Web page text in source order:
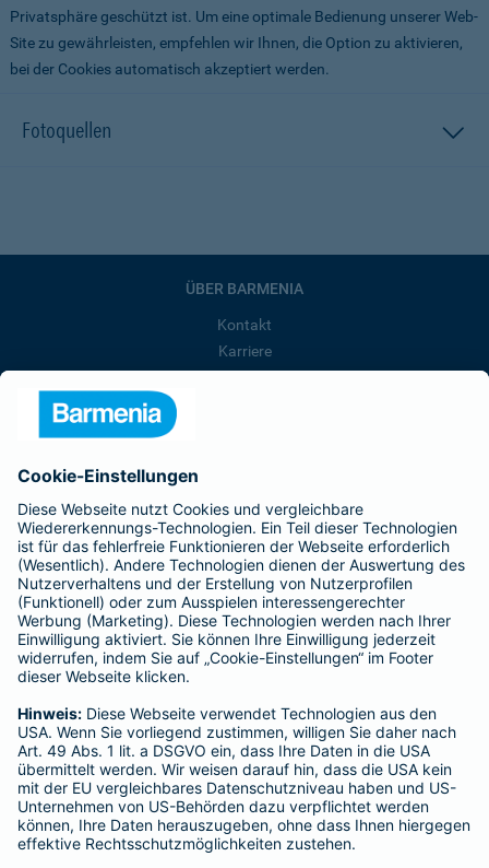
Privatsphäre geschützt ist. Um eine optimale Bedienung unserer Web-
Site zu gewährleisten, empfehlen wir Ihnen, die Option zu aktivieren,
bei der Cookies automatisch akzeptiert werden.
Fotoquellen
ÜBER BARMENIA
Kontakt
Karriere
Barmenia ist Teil der BarmeniaGothaer
BELIEBTE SEITEN
Kranken-Zusatzversicherung
Tierversicherungen
Haftpflichtversicherung
Hausratversicherung
Adresse ändern
Schaden melden
Kilometerstandsmeldung
Serviceübersicht